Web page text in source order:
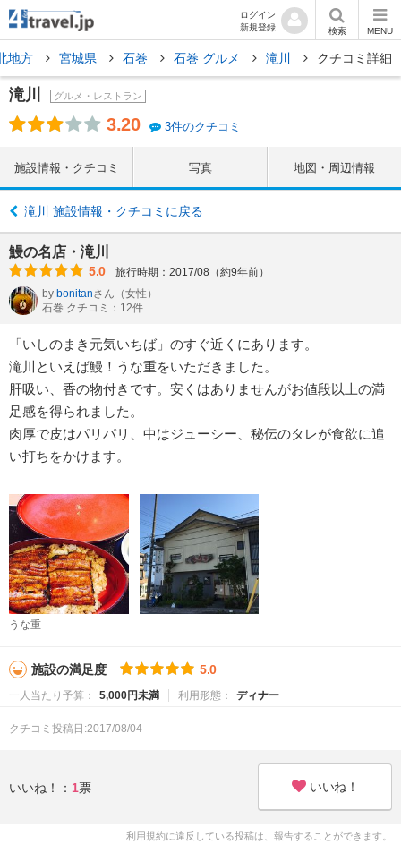
ログイン
新規登録
検索 MENU
地方 宮城県 石巻 石巻 グルメ 滝川 クチコミ詳細
滝川 グルメ・レストラン
3.20 3件のクチコミ
施設情報・クチコミ 写真 地図・周辺情報
滝川 施設情報・クチコミに戻る
鰻の名店・滝川
5.0
旅行時期：2017/08（約9年前）
by bonitanさん （女性）
石巻 クチコミ：12件
「いしのまき元気いちば」のすぐ近くにあります。
滝川といえば鰻！うな重をいただきました。
肝吸い、香の物付きです。安くはありませんがお値段以上の満
足感を得られました。
肉厚で皮はパリパリ、中はジューシー、秘伝のタレが食欲に追
い打ちをかけます。
うな重
施設の満足度 5.0
一人当たり予算： 5,000円未満 利用形態： ディナー
クチコミ投稿日:2017/08/04
いいね！： 1票 いいね！
利用規約に違反している投稿は、報告することができます。